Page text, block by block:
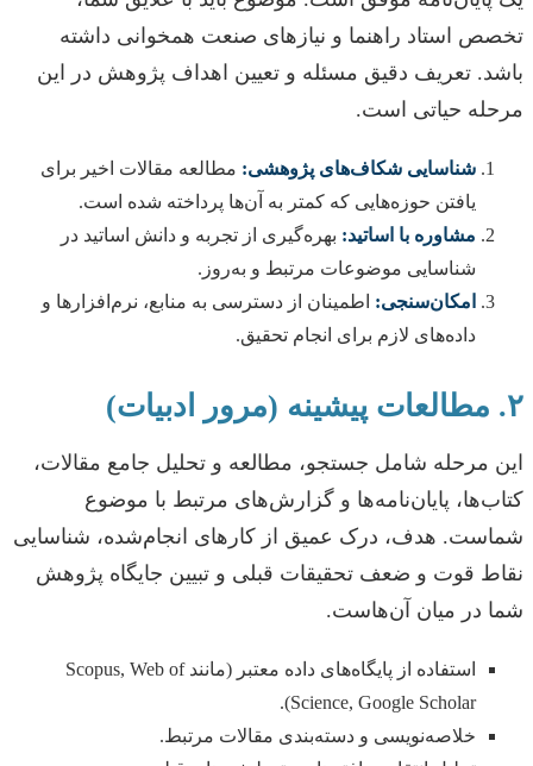
تخصص استاد راهنما و نیازهای صنعت همخوانی داشته
باشد. تعریف دقیق مسئله و تعیین اهداف پژوهش در این
مرحله حیاتی است.
شناسایی شکاف‌های پژوهشی: مطالعه مقالات اخیر برای
یافتن حوزه‌هایی که کمتر به آن‌ها پرداخته شده است.
مشاوره با اساتید: بهره‌گیری از تجربه و دانش اساتید در
شناسایی موضوعات مرتبط و به‌روز.
امکان‌سنجی: اطمینان از دسترسی به منابع، نرم‌افزارها و
داده‌های لازم برای انجام تحقیق.
۲. مطالعات پیشینه (مرور ادبیات)
این مرحله شامل جستجو، مطالعه و تحلیل جامع مقالات،
کتاب‌ها، پایان‌نامه‌ها و گزارش‌های مرتبط با موضوع
شماست. هدف، درک عمیق از کارهای انجام‌شده، شناسایی
نقاط قوت و ضعف تحقیقات قبلی و تبیین جایگاه پژوهش
شما در میان آن‌هاست.
استفاده از پایگاه‌های داده معتبر (مانند Scopus, Web of
Science, Google Scholar).
خلاصه‌نویسی و دسته‌بندی مقالات مرتبط.